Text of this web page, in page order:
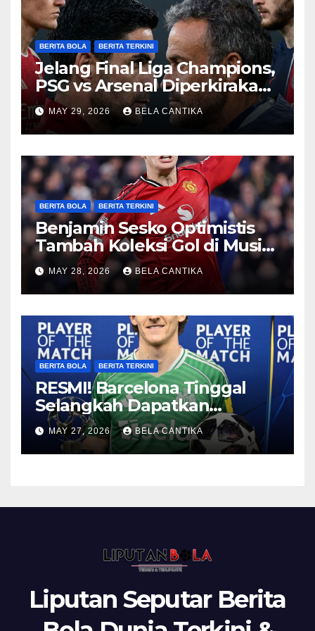
BERITA BOLA BERITA TERKINI
Jelang Final Liga Champions,
PSG vs Arsenal Diperkirakan
Sengit
MAY 29, 2026 BELA CANTIKA
BERITA BOLA BERITA TERKINI
Benjamin Sesko Optimistis
Tambah Koleksi Gol di Musim
2026/27
MAY 28, 2026 BELA CANTIKA
BERITA BOLA BERITA TERKINI
RESMI! Barcelona Tinggal
Selangkah Dapatkan
Anthony Gordon
MAY 27, 2026 BELA CANTIKA
Liputan Seputar Berita